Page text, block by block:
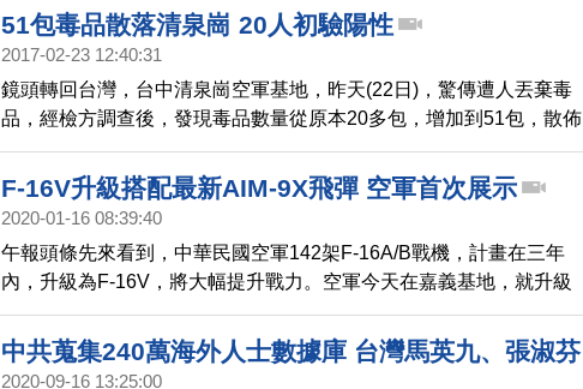
51包毒品散落清泉崗 20人初驗陽性
2017-02-23 12:40:31
鏡頭轉回台灣，台中清泉崗空軍基地，昨天(22日)，驚傳遭人丟棄毒
品，經檢方調查後，發現毒品數量從原本20多包，增加到51包，散佈
範圍廣達2公里，來看到稍早檢方的說法。
F-16V升級搭配最新AIM-9X飛彈 空軍首次展示
2020-01-16 08:39:40
午報頭條先來看到，中華民國空軍142架F-16A/B戰機，計畫在三年
內，升級為F-16V，將大幅提升戰力。空軍今天在嘉義基地，就升級
完畢的F-16V戰機，進行緊急起降演練，飛行員要在六分鐘內完成準
備程序。空軍也首次展示，從美軍獲得的號 稱最強空對空的最新型
AIM-9X飛彈。
中共蒐集240萬海外人士數據庫 台灣馬英九、張淑芬
2020-09-16 13:25:00